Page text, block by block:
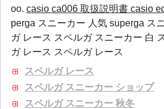
oo. casio ca006 取扱説明書 casio
perga スニーカー 人気 superga ス
ガ レース スペルガ スニーカー 白
ガ レース スペルガ レース
スペルガ レース
スペルガ スニーカー ショップ
スペルガ スニーカー 秋冬